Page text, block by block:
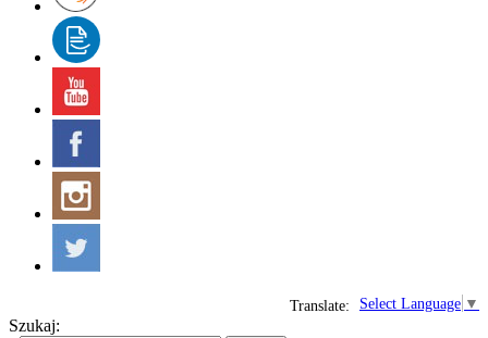
Select Language ▼
Translate:
Szukaj: